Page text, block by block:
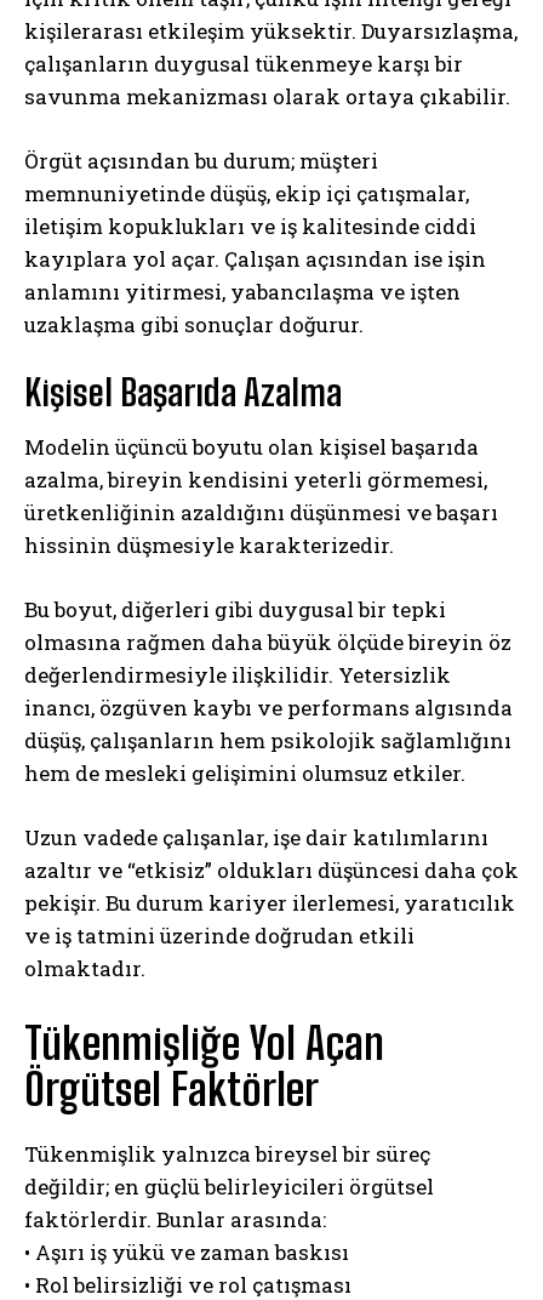
kişilerarası etkileşim yüksektir. Duyarsızlaşma,
çalışanların duygusal tükenmeye karşı bir
savunma mekanizması olarak ortaya çıkabilir.
Örgüt açısından bu durum; müşteri
memnuniyetinde düşüş, ekip içi çatışmalar,
iletişim kopuklukları ve iş kalitesinde ciddi
kayıplara yol açar. Çalışan açısından ise işin
anlamını yitirmesi, yabancılaşma ve işten
uzaklaşma gibi sonuçlar doğurur.
Kişisel Başarıda Azalma
Modelin üçüncü boyutu olan kişisel başarıda
azalma, bireyin kendisini yeterli görmemesi,
üretkenliğinin azaldığını düşünmesi ve başarı
hissinin düşmesiyle karakterizedir.
Bu boyut, diğerleri gibi duygusal bir tepki
olmasına rağmen daha büyük ölçüde bireyin öz
değerlendirmesiyle ilişkilidir. Yetersizlik
inancı, özgüven kaybı ve performans algısında
düşüş, çalışanların hem psikolojik sağlamlığını
hem de mesleki gelişimini olumsuz etkiler.
Uzun vadede çalışanlar, işe dair katılımlarını
azaltır ve “etkisiz” oldukları düşüncesi daha çok
pekişir. Bu durum kariyer ilerlemesi, yaratıcılık
ve iş tatmini üzerinde doğrudan etkili
olmaktadır.
Tükenmişliğe Yol Açan
Örgütsel Faktörler
Tükenmişlik yalnızca bireysel bir süreç
değildir; en güçlü belirleyicileri örgütsel
faktörlerdir. Bunlar arasında:
• Aşırı iş yükü ve zaman baskısı
• Rol belirsizliği ve rol çatışması